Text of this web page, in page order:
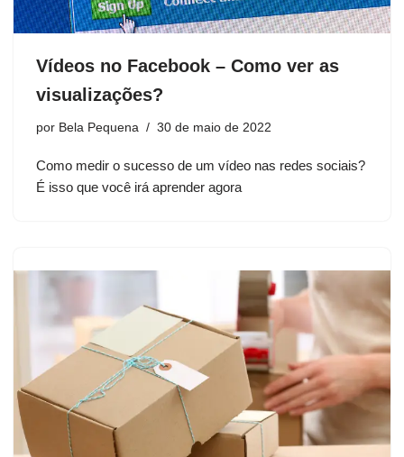
Vídeos no Facebook – Como ver as
visualizações?
por Bela Pequena 30 de maio de 2022
Como medir o sucesso de um vídeo nas redes sociais?
É isso que você irá aprender agora